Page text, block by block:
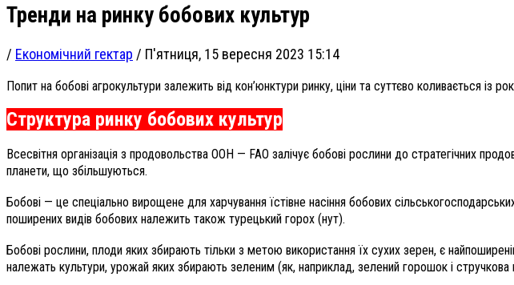
Тренди на ринку бобових культур
/ Економічний гектар / П'ятниця, 15 вересня 2023 15:14
Попит на бобові агрокультури залежить від кон’юнктури ринку, ціни та суттєво коливається із
Структура ринку бобових культур
Всесвітня організація з продовольства ООН — FAO залічує бобові рослини до стратегічних
планети, що збільшуються.
Бобові — це спеціально вирощене для харчування їстівне насіння бобових
поширених видів бобових належить також турецький горох (нут).
Бобові рослини, плоди яких збирають тільки з метою використання їх сухих зерен, є
належать культури, урожай яких збирають зеленим (як, наприклад, зелений горошок і стручкова